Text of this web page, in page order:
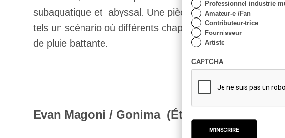
subaquatique et abyssal. Une pièce riche en émotions.
tels un scénario où différents chapitres s’ouvraient et
de pluie battante.
Evan Magoni / Gonima (États-Unis / Canada)
Professionnel industrie
Amateur-e /Fan
Contributeur-trice
Fournisseur
Artiste
CAPTCHA
M'INSCRIRE